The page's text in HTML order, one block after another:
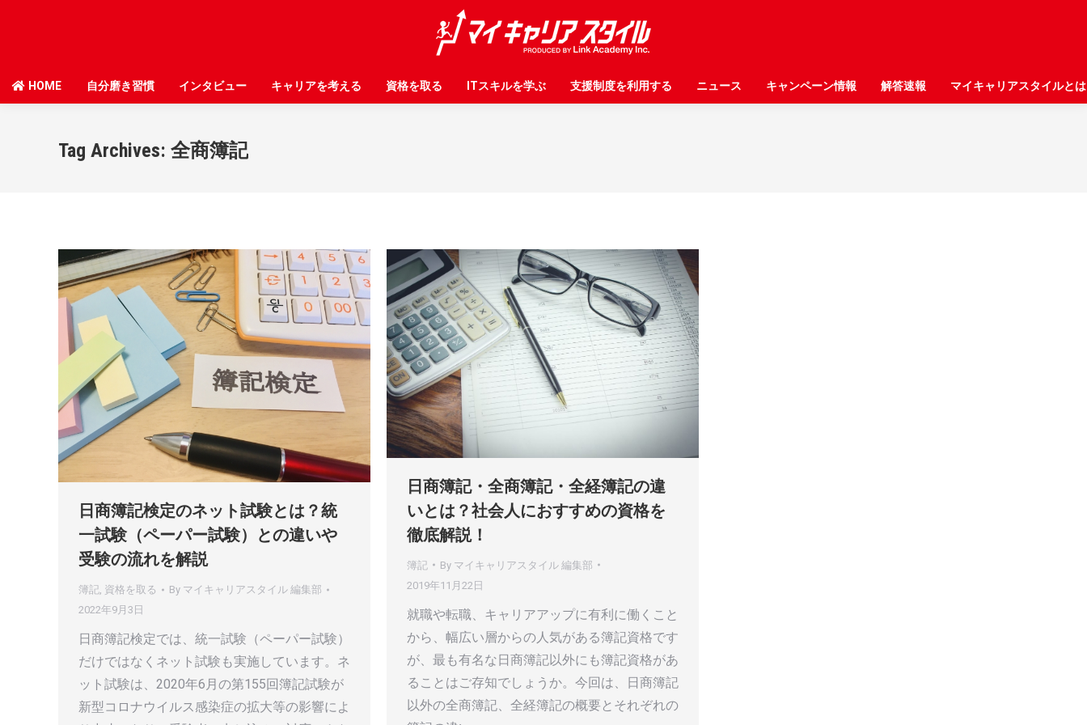
HOME 自分磨き習慣 インタビュー キャリアを考える 資格を取る ITスキルを学ぶ 支援制度を利用する ニュース キャンペーン情報 解答速報 マイキャリアスタイルとは
Tag Archives: 全商簿記
日商簿記検定のネット試験とは？統
一試験（ペーパー試験）との違いや
受験の流れを解説
簿記, 資格を取る By マイキャリアスタイル 編集部
2022年9月3日
日商簿記検定では、統一試験（ペーパー試験）
だけではなくネット試験も実施しています。ネ
ット試験は、2020年6月の第155回簿記試験が
新型コロナウイルス感染症の拡大等の影響によ
日商簿記・全商簿記・全経簿記の違
いとは？社会人におすすめの資格を
徹底解説！
簿記 By マイキャリアスタイル 編集部
2019年11月22日
就職や転職、キャリアアップに有利に働くこと
から、幅広い層からの人気がある簿記資格です
が、最も有名な日商簿記以外にも簿記資格があ
ることはご存知でしょうか。今回は、日商簿記
以外の全商簿記、全経簿記の概要とそれぞれの
HOME 自分磨き習慣 インタビュー キャリアを考える 資格を取る ITスキルを学ぶ 支援制度を利用する ニュース キャンペーン情報 解答速報 マイキャリアスタイルとは